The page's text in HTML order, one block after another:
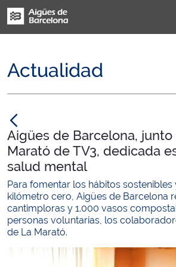
Actualidad
Aigües de Barcelona, junto
Marató de TV3, dedicada
salud mental
Para fomentar los hábitos sostenibles
kilómetro cero, Aigües de Barcelona
cantimploras y 1.000 vasos
personas voluntarias, los
de La Marató.